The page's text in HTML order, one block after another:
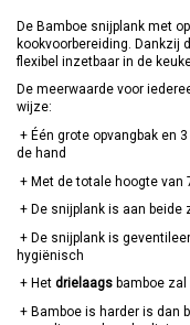
De Bamboe snijplank met
kookvoorbereiding. Dankzij
flexibel inzetbaar in de
De meerwaarde voor
wijze:
+ Één grote opvangbak en
de hand
+ Met de totale hoogte van
+ De snijplank is aan
+ De snijplank is
hygiënisch
+ Het drielaags bamboe
+ Bamboe is harder is dan